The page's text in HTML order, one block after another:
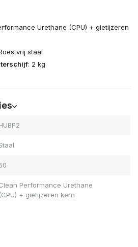
Urethane (CPU) + gietijzeren
staal
: 2 kg
Performance Urethane
(CPU) + gietijzeren kern